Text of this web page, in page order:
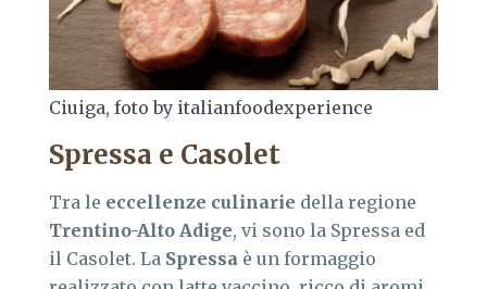
Ciuiga, foto by italianfoodexperience
Spressa e Casolet
Tra le eccellenze culinarie della regione
Trentino-Alto Adige, vi sono la Spressa ed
il Casolet. La Spressa è un formaggio